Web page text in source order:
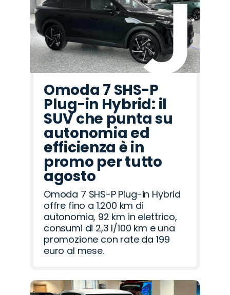
Omoda 7 SHS-P
Plug-in Hybrid: il
SUV che punta su
autonomia ed
efficienza è in
promo per tutto
agosto
Omoda 7 SHS-P Plug-in Hybrid
offre fino a 1.200 km di
autonomia, 92 km in elettrico,
consumi di 2,3 l/100 km e una
promozione con rate da 199
euro al mese.